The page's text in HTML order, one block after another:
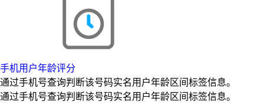
手机用户年龄评分
通过手机号查询判断该号码实名用户年龄区间标签信息。
通过手机号查询判断该号码实名用户年龄区间标签信息。